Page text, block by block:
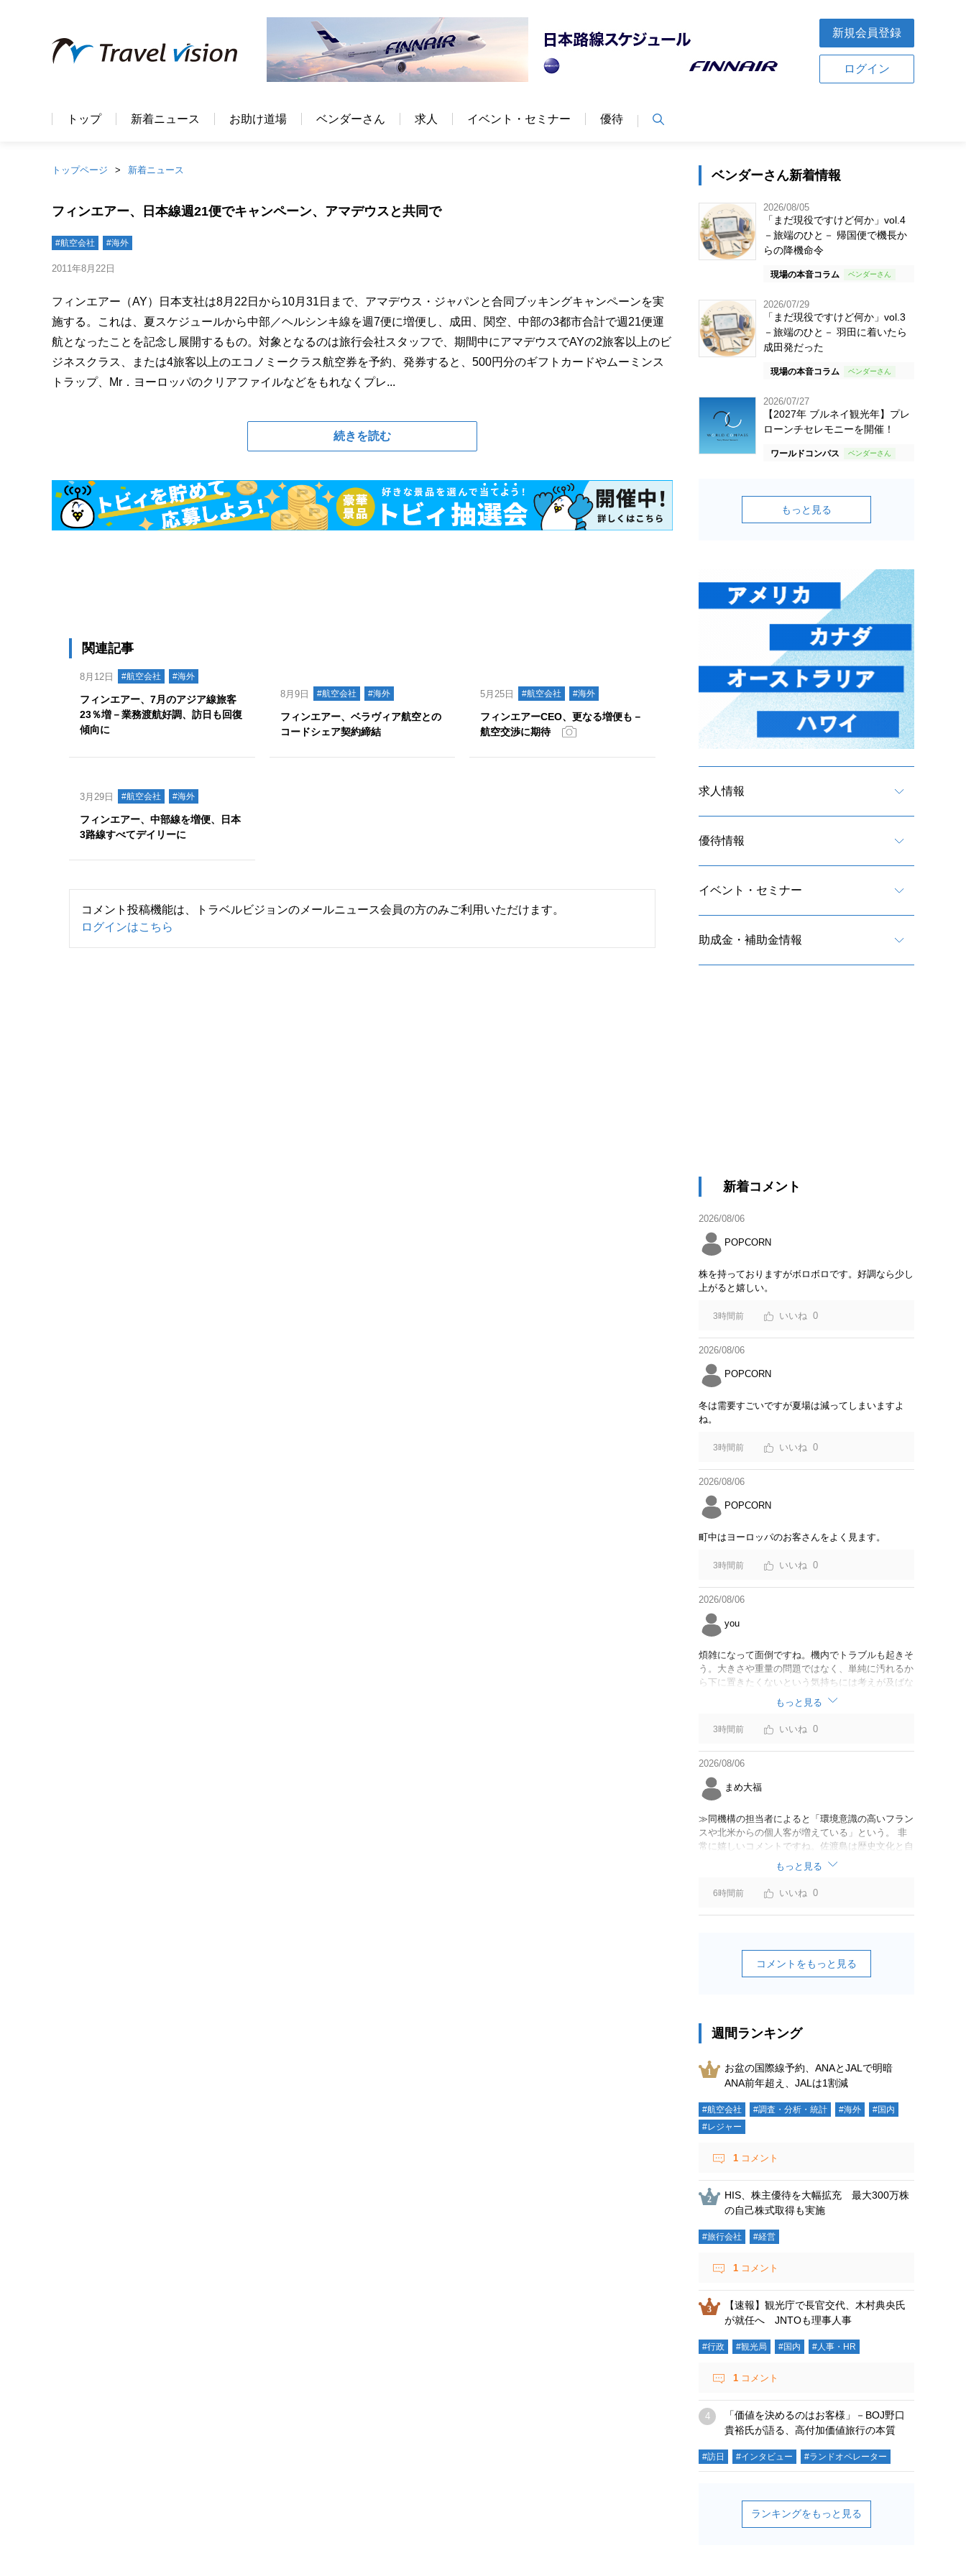
新規会員登録
ログイン
トップ 新着ニュース お助け道場 ベンダーさん 求人 イベント・セミナー 優待
トップページ 新着ニュース
フィンエアー、日本線週21便でキャンペーン、アマデウスと共同で
#航空会社 #海外
2011年8月22日
フィンエアー（AY）日本支社は8月22日から10月31日まで、アマデウス・ジャパンと合同ブッキングキャンペーンを実
施する。これは、夏スケジュールから中部／ヘルシンキ線を週7便に増便し、成田、関空、中部の3都市合計で週21便運
航となったことを記念し展開するもの。対象となるのは旅行会社スタッフで、期間中にアマデウスでAYの2旅客以上のビ
ジネスクラス、または4旅客以上のエコノミークラス航空券を予約、発券すると、500円分のギフトカードやムーミンス
トラップ、Mr．ヨーロッパのクリアファイルなどをもれなくプレ...
続きを読む
関連記事
8月12日 #航空会社 #海外
フィンエアー、7月のアジア線旅客
23％増－業務渡航好調、訪日も回復
傾向に
8月9日 #航空会社 #海外
フィンエアー、ベラヴィア航空との
コードシェア契約締結
5月25日 #航空会社 #海外
フィンエアーCEO、更なる増便も－
航空交渉に期待
3月29日 #航空会社 #海外
フィンエアー、中部線を増便、日本
3路線すべてデイリーに
コメント投稿機能は、トラベルビジョンのメールニュース会員の方のみご利用いただけます。
ログインはこちら
ベンダーさん新着情報
2026/08/05
「まだ現役ですけど何か」vol.4
－旅端のひと－ 帰国便で機長か
らの降機命令
現場の本音コラム
2026/07/29
「まだ現役ですけど何か」vol.3
－旅端のひと－ 羽田に着いたら
成田発だった
現場の本音コラム
2026/07/27
【2027年 ブルネイ観光年】プレ
ローンチセレモニーを開催！
ワールドコンパス
もっと見る
求人情報
優待情報
イベント・セミナー
助成金・補助金情報
新着コメント
2026/08/06
POPCORN
株を持っておりますがボロボロです。好調なら少し
上がると嬉しい。
3時間前 0
2026/08/06
POPCORN
冬は需要すごいですが夏場は減ってしまいますよ
ね。
3時間前 0
2026/08/06
POPCORN
町中はヨーロッパのお客さんをよく見ます。
3時間前 0
2026/08/06
you
煩雑になって面倒ですね。機内でトラブルも起きそ
う。大きさや重量の問題ではなく、単純に汚れるか
ら下に置きたくないという気持ちには考えが及ばな
かったのでしょうかね。いっそ、荷物棚を撤去した
座席を作って、座席指定も荷物も含んだプランとす
べて無しで格安プランで分けてもらった方がシンプ
ルで分かりやすいかも。どんどん料金が細分化され
て面倒です。
もっと見る
3時間前 0
2026/08/06
まめ大福
≫同機構の担当者によると「環境意識の高いフラン
スや北米からの個人客が増えている」という。 非
常に嬉しいコメントですね。佐渡島は歴史文化と自
然が相まっての土地となっているので、個人的には
環境意識の低い人は来ないでほしいです。「金がと
れるんじゃないか」と勝手に穴掘ったりしそうな国
の人は来ないでほしいですね。
もっと見る
6時間前 0
コメントをもっと見る
週間ランキング
お盆の国際線予約、ANAとJALで明暗
ANA前年超え、JALは1割減
#航空会社 #調査・分析・統計 #海外
#国内
#レジャー
1 コメント
HIS、株主優待を大幅拡充 最大300万株
の自己株式取得も実施
#旅行会社 #経営
1 コメント
【速報】観光庁で長官交代、木村典央氏
が就任へ JNTOも理事人事
#行政 #観光局 #国内 #人事・HR
1 コメント
「価値を決めるのはお客様」－BOJ野口
貴裕氏が語る、高付加価値旅行の本質
#訪日 #インタビュー #ランドオペレーター